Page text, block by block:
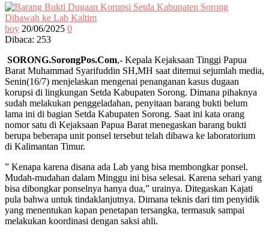
boy 20/06/2025 0
Dibaca: 253
SORONG.SorongPos.Com,- Kepala Kejaksaan Tinggi Papua
Barat Muhammad Syarifuddin SH,MH saat ditemui sejumlah media,
Senin(16/7) menjelaskan mengenai penanganan kasus dugaan
korupsi di lingkungan Setda Kabupaten Sorong. Dimana pihaknya
sudah melakukan penggeladahan, penyitaan barang bukti belum
lama ini di bagian Setda Kabupaten Sorong. Saat ini kata orang
nomor satu di Kejaksaan Papua Barat menegaskan barang bukti
berupa beberapa unit ponsel tersebut telah dibawa ke laboratorium
di Kalimantan Timur.
” Kenapa karena disana ada Lab yang bisa membongkar ponsel.
Mudah-mudahan dalam Minggu ini bisa selesai. Karena sehari yang
bisa dibongkar ponselnya hanya dua,” urainya. Ditegaskan Kajati
pula bahwa untuk tindaklanjutnya. Dimana teknis dari tim penyidik
yang menentukan kapan penetapan tersangka, termasuk sampai
melakukan koordinasi dengan saksi ahli.